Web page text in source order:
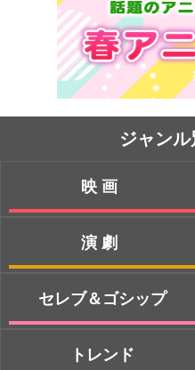
ジャン
映画
演劇
セレブ＆ゴシップ
トレンド